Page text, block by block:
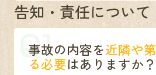
告知・責任について
Q1
事故の内容を近隣や
る必要はありますか？